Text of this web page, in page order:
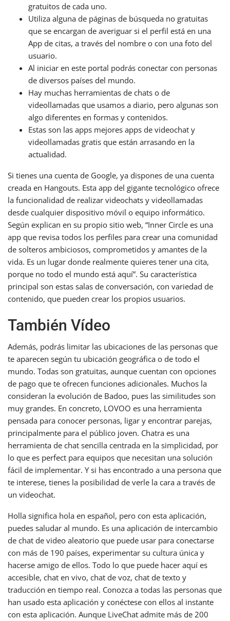
gratuitos de cada uno.
Utiliza alguna de páginas de búsqueda no gratuitas
que se encargan de averiguar si el perfil está en una
App de citas, a través del nombre o con una foto del
usuario.
Al iniciar en este portal podrás conectar con personas
de diversos países del mundo.
Hay muchas herramientas de chats o de
videollamadas que usamos a diario, pero algunas son
algo diferentes en formas y contenidos.
Estas son las apps mejores apps de videochat y
videollamadas gratis que están arrasando en la
actualidad.
Si tienes una cuenta de Google, ya dispones de una cuenta
creada en Hangouts. Esta app del gigante tecnológico ofrece
la funcionalidad de realizar videochats y videollamadas
desde cualquier dispositivo móvil o equipo informático.
Según explican en su propio sitio web, “Inner Circle es una
app que revisa todos los perfiles para crear una comunidad
de solteros ambiciosos, comprometidos y amantes de la
vida. Es un lugar donde realmente quieres tener una cita,
porque no todo el mundo está aquí”. Su característica
principal son estas salas de conversación, con variedad de
contenido, que pueden crear los propios usuarios.
También Vídeo
Además, podrás limitar las ubicaciones de las personas que
te aparecen según tu ubicación geográfica o de todo el
mundo. Todas son gratuitas, aunque cuentan con opciones
de pago que te ofrecen funciones adicionales. Muchos la
consideran la evolución de Badoo, pues las similitudes son
muy grandes. En concreto, LOVOO es una herramienta
pensada para conocer personas, ligar y encontrar parejas,
principalmente para el público joven. Chatra es una
herramienta de chat sencilla centrada en la simplicidad, por
lo que es perfect para equipos que necesitan una solución
fácil de implementar. Y si has encontrado a una persona que
te interese, tienes la posibilidad de verle la cara a través de
un videochat.
Holla significa hola en español, pero con esta aplicación,
puedes saludar al mundo. Es una aplicación de intercambio
de chat de video aleatorio que puede usar para conectarse
con más de 190 países, experimentar su cultura única y
hacerse amigo de ellos. Todo lo que puede hacer aquí es
accesible, chat en vivo, chat de voz, chat de texto y
traducción en tiempo real. Conozca a todas las personas que
han usado esta aplicación y conéctese con ellos al instante
con esta aplicación. Aunque LiveChat admite más de 200